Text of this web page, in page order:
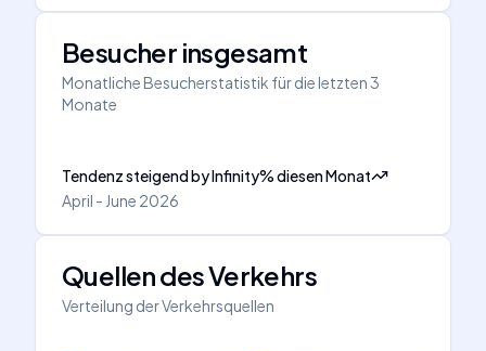
Besucher insgesamt
Monatliche Besucherstatistik für die letzten 3
Monate
Tendenz steigendbyInfinity%diesen Monat
April - June 2026
Quellen des Verkehrs
Verteilung der Verkehrsquellen